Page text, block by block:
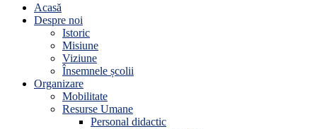
Acasă
Despre noi
Istoric
Misiune
Viziune
Însemnele școlii
Organizare
Mobilitate
Resurse Umane
Personal didactic